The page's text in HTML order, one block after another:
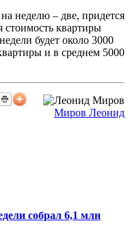
неделю – две, придется
стоимость квартиры
будет около 3000
и в среднем 5000
Миров Леонид
собрал 6,1 млн